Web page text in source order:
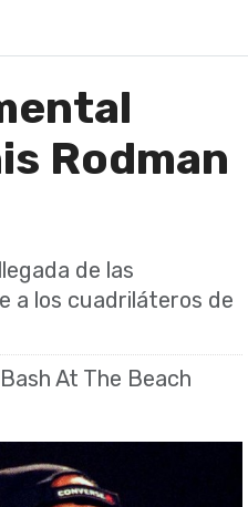
Rodman
de las
a los cuadriláteros de
At The Beach